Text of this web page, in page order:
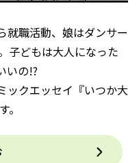
就職活動、娘はダンサー
子どもは大人になった
いの!?
ックエッセイ『いつか大